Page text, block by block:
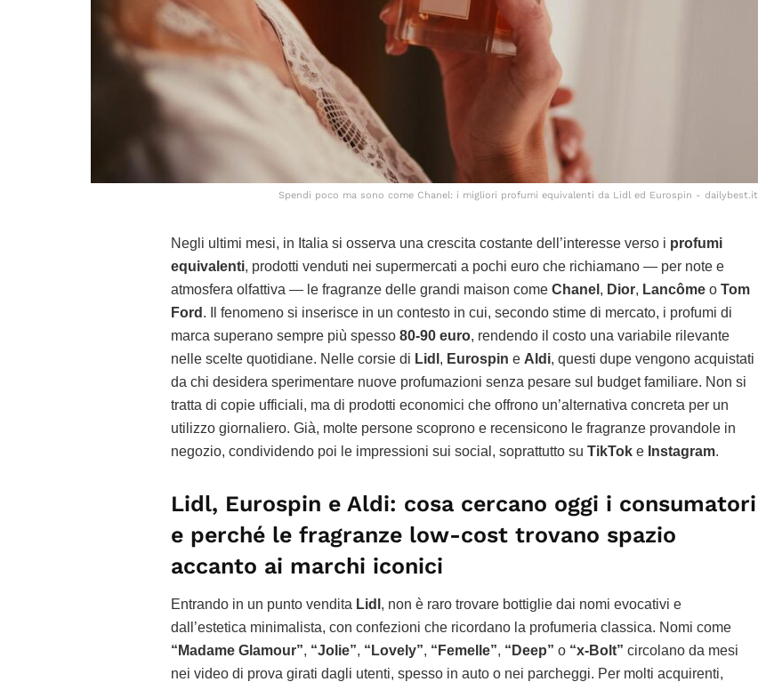
Spendi poco ma sono come Chanel: i migliori profumi equivalenti da Lidl ed Eurospin - dailybest.it
Negli ultimi mesi, in Italia si osserva una crescita costante dell’interesse verso i profumi
equivalenti, prodotti venduti nei supermercati a pochi euro che richiamano — per note e
atmosfera olfattiva — le fragranze delle grandi maison come Chanel , Dior, Lancôme o Tom
Ford . Il fenomeno si inserisce in un contesto in cui, secondo stime di mercato, i profumi di
marca superano sempre più spesso 80-90 euro, rendendo il costo una variabile rilevante
nelle scelte quotidiane. Nelle corsie di Lidl , Eurospin e Aldi, questi dupe vengono acquistati
da chi desidera sperimentare nuove profumazioni senza pesare sul budget familiare. Non si
tratta di copie ufficiali, ma di prodotti economici che offrono un’alternativa concreta per un
utilizzo giornaliero. Già, molte persone scoprono e recensicono le fragranze provandole in
negozio, condividendo poi le impressioni sui social, soprattutto su TikTok e Instagram.
Lidl, Eurospin e Aldi: cosa cercano oggi i consumatori
e perché le fragranze low-cost trovano spazio
accanto ai marchi iconici
Entrando in un punto vendita Lidl , non è raro trovare bottiglie dai nomi evocativi e
dall’estetica minimalista, con confezioni che ricordano la profumeria classica. Nomi come
“Madame Glamour”, “Jolie”, “Lovely”, “Femelle”, “Deep” o “x-Bolt” circolano da mesi
nei video di prova girati dagli utenti, spesso in auto o nei parcheggi. Per molti acquirenti,